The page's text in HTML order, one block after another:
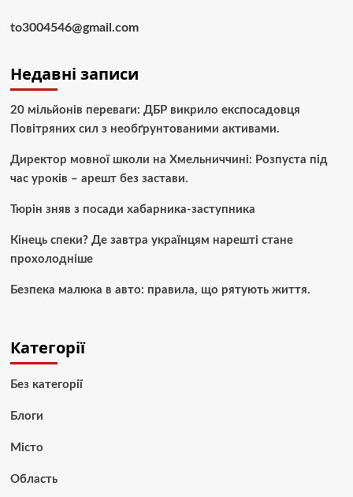
to3004546@gmail.com
Недавні записи
20 мільйонів переваги: ДБР викрило експосадовця
Повітряних сил з необґрунтованими активами.
Директор мовної школи на Хмельниччині: Розпуста під
час уроків – арешт без застави.
Тюрін зняв з посади хабарника-заступника
Кінець спеки? Де завтра українцям нарешті стане
прохолодніше
Безпека малюка в авто: правила, що рятують життя.
Категорії
Без категорії
Блоги
Місто
Область